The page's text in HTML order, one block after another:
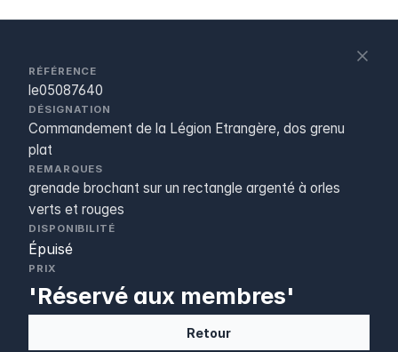
RÉFÉRENCE
le05087640
DÉSIGNATION
Commandement de la Légion Etrangère, dos grenu
plat
REMARQUES
grenade brochant sur un rectangle argenté à orles
verts et rouges
DISPONIBILITÉ
Épuisé
PRIX
'Réservé aux membres'
Retour